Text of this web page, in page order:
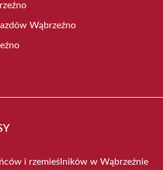
Wąbrzeźno
i rzemieślników w Wąbrzeźnie